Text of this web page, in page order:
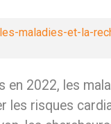
maladies-et-la-
2022, les
les risques